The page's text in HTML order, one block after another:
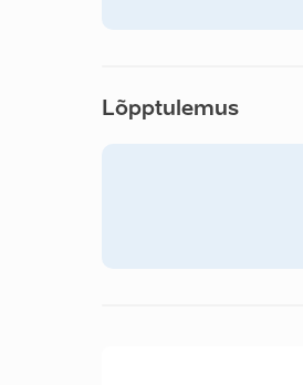
Lõpptulemus